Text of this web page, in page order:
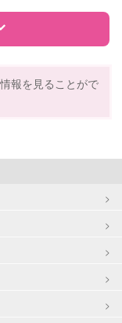
ーシッター
報を見ることがで